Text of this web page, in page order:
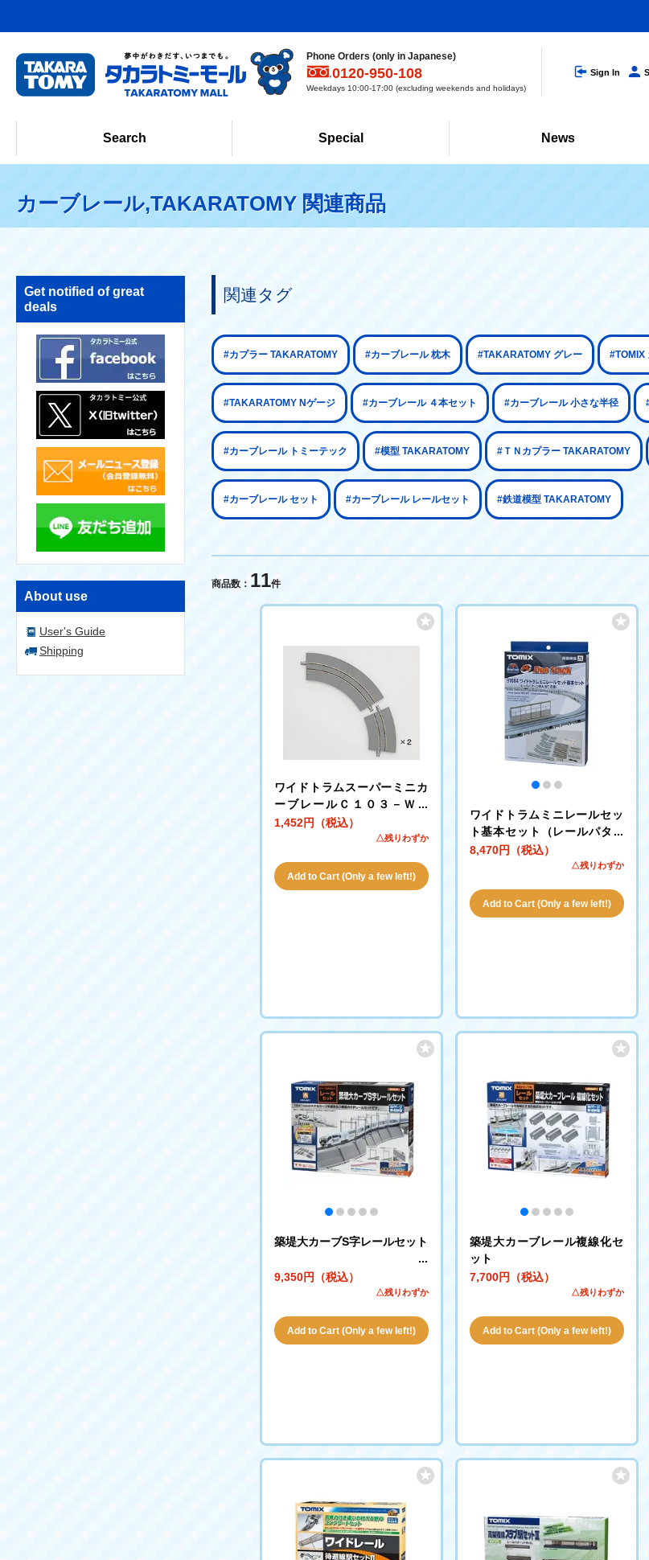
Phone Orders (only in Japanese)
0120-950-108
Weekdays 10:00-17:00 (excluding weekends and holidays)
Sign In
Search Special News
カーブレール,TAKARATOMY 関連商品
Get notified of great
deals
About use
User's Guide
Shipping
関連タグ
#カプラー TAKARATOMY #カーブレール 枕木 #TAKARATOMY グレー #TOMIX
#TAKARATOMY Nゲージ #カーブレール ４本セット #カーブレール 小さな半径
#カーブレール トミーテック #模型 TAKARATOMY #ＴＮカプラー TAKARATOMY
#カーブレール セット #カーブレール レールセット #鉄道模型 TAKARATOMY
商品数： 11件
ワイドトラムスーパーミニカ
ーブレールＣ１０３－ＷＴ
（Ｆ）（３０°６０°各２本セ
1,452円（税込）
△残りわずか
Add to Cart (Only a few left!)
ワイドトラムミニレールセッ
ト基本セット（レールパター
ンＭＡ－ＷＴ・石畳）
8,470円（税込）
△残りわずか
Add to Cart (Only a few left!)
築堤大カーブS字レールセット
9,350円（税込）
△残りわずか
Add to Cart (Only a few left!)
築堤大カーブレール複線化セ
ット
7,700円（税込）
△残りわずか
Add to Cart (Only a few left!)